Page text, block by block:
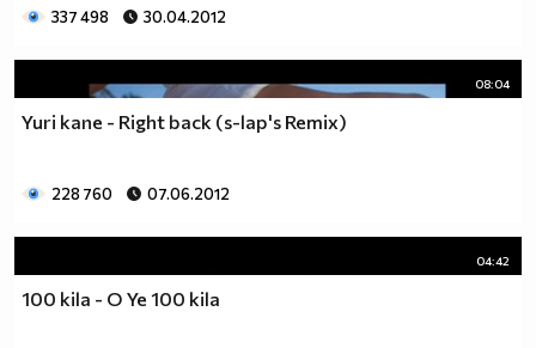
337 498 30.04.2012
08:04
Yuri kane - Right back (s-lap's Remix)
228 760 07.06.2012
04:42
100 kila - O Ye 100 kila